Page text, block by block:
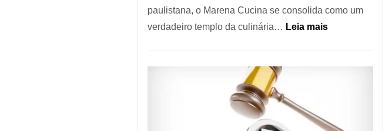
paulistana, o Marena Cucina se consolida como um
verdadeiro templo da culinária… Leia mais:
Culinária